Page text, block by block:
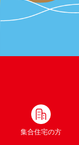
集合住宅の方